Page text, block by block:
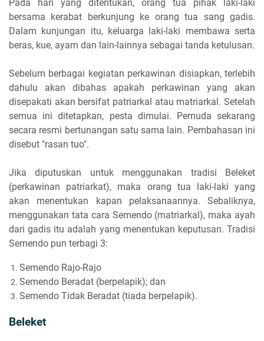
Pada hari yang ditentukan, orang tua pihak laki-laki
bersama kerabat berkunjung ke orang tua sang gadis.
Dalam kunjungan itu, keluarga laki-laki membawa serta
beras, kue, ayam dan lain-lainnya sebagai tanda ketulusan.
Sebelum berbagai kegiatan perkawinan disiapkan, terlebih
dahulu akan dibahas apakah perkawinan yang akan
disepakati akan bersifat patriarkal atau matriarkal. Setelah
semua ini ditetapkan, pesta dimulai. Pemuda sekarang
secara resmi bertunangan satu sama lain. Pembahasan ini
disebut "rasan tuo".
Jika diputuskan untuk menggunakan tradisi Beleket
(perkawinan patriarkat), maka orang tua laki-laki yang
akan menentukan kapan pelaksanaannya. Sebaliknya,
menggunakan tata cara Semendo (matriarkal), maka ayah
dari gadis itu adalah yang menentukan keputusan. Tradisi
Semendo pun terbagi 3:
Semendo Rajo-Rajo
Semendo Beradat (berpelapik); dan
Semendo Tidak Beradat (tiada berpelapik).
Beleket